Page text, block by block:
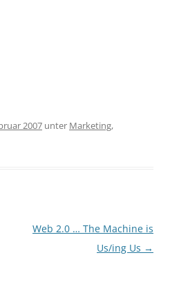
2007 unter Marketing,
Web 2.0 … The Machine is
Us/ing Us →